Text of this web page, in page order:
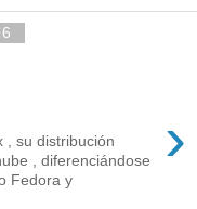
›
, su distribución
, diferenciándose
Fedora y